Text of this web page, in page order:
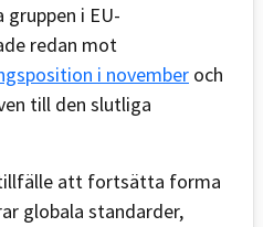
i EU-
redan mot
i november och
till den slutliga
att fortsätta forma
globala standarder,